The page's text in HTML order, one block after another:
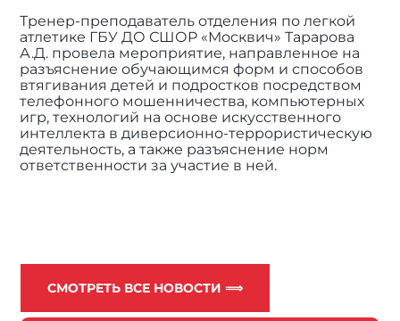
Тренер-преподаватель отделения по легкой
атлетике ГБУ ДО СШОР «Москвич» Тарарова
А.Д. провела мероприятие, направленное на
разъяснение обучающимся форм и способов
втягивания детей и подростков посредством
телефонного мошенничества, компьютерных
игр, технологий на основе искусственного
интеллекта в диверсионно-террористическую
деятельность, а также разъяснение норм
ответственности за участие в ней.
СМОТРЕТЬ ВСЕ НОВОСТИ ⟹